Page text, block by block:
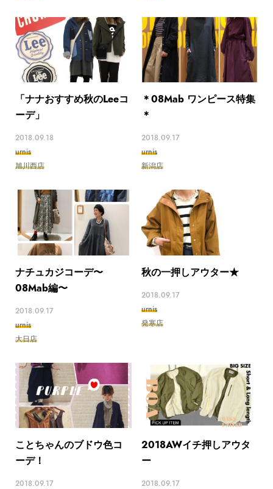
「ナナおすすめ秋のLeeコ
ーデ」
2018.09.18
urnis
旭川西店
＊08Mab ワンピース特集
＊
2018.09.17
urnis
新潟店
ナチュカジコーデ〜
08Mab編〜
2018.09.17
urnis
大日店
秋の一押しアウター★
2018.09.17
urnis
発寒店
ことちゃんのブドウ色コ
ーデ！
2018.09.17
2018AWイチ押しアウタ
ー
2018.09.17